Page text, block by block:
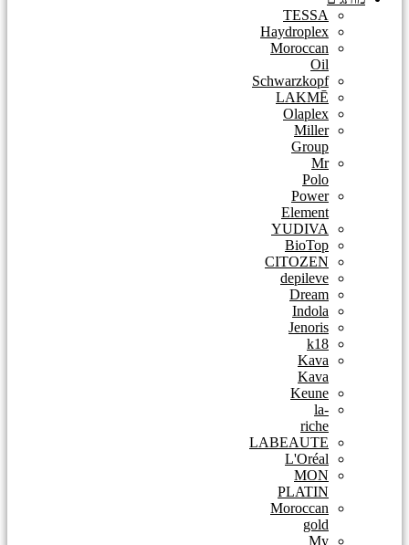
TESSA
Haydroplex
Moroccan
Oil
Schwarzkopf
LAKMĒ
Olaplex
Miller
Group
Mr
Polo
Power
Element
YUDIVA
BioTop
CITOZEN
depileve
Dream
Indola
Jenoris
k18
Kava
Kava
Keune
la-
riche
LABEAUTE
L'Oréal
MON
PLATIN
Moroccan
gold
My